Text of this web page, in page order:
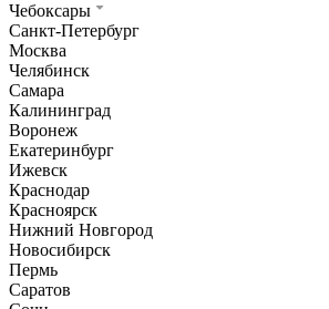
Чебоксары
Санкт-Петербург
Москва
Челябинск
Самара
Калининград
Воронеж
Екатеринбург
Ижевск
Краснодар
Красноярск
Нижний Новгород
Новосибирск
Пермь
Саратов